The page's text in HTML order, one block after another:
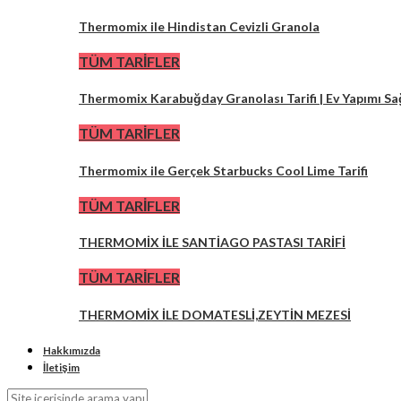
Thermomix ile Hindistan Cevizli Granola
TÜM TARİFLER
Thermomix Karabuğday Granolası Tarifi | Ev Yapımı
TÜM TARİFLER
Thermomix ile Gerçek Starbucks Cool Lime Tarifi
TÜM TARİFLER
THERMOMİX İLE SANTİAGO PASTASI TARİFİ
TÜM TARİFLER
THERMOMİX İLE DOMATESLİ,ZEYTİN MEZESİ
Hakkımızda
İletişim